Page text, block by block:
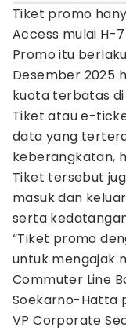
Tiket promo
Access mulai H-
Promo itu
Desember 2025
kuota terbatas
Tiket atau e-
data yang
keberangkatan,
Tiket tersebut
masuk dan
serta
“Tiket promo
untuk mengajak
Commuter Line
Soekarno-Hatta
VP Corporate